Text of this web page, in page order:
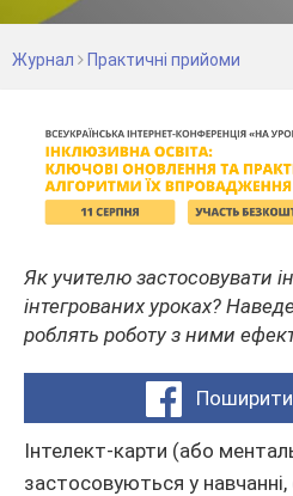
Журнал Практичні прийоми
Як учителю застосовувати
інтегрованих уроках?
роблять роботу з ними
Інтелект-карти (або
застосовуються у навчанні,